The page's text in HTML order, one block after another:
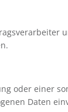
oder einer
Daten